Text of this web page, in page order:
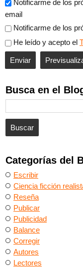
Busca en el
Categorías del
Escribir
Ciencia ficción
Reseña
Publicar
Publicidad
Balance
Corregir
Autores
Lectores
Notificarme de los
email
Notificarme de los
He leído y acepto el